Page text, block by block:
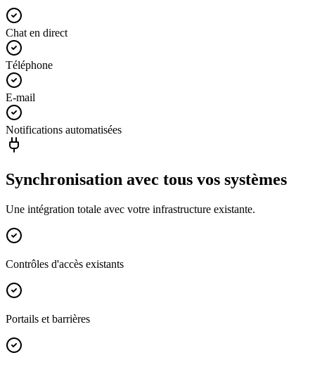
Chat en direct
Téléphone
E-mail
Notifications automatisées
Synchronisation avec tous vos systèmes
Une intégration totale avec votre infrastructure existante.
Contrôles d'accès existants
Portails et barrières